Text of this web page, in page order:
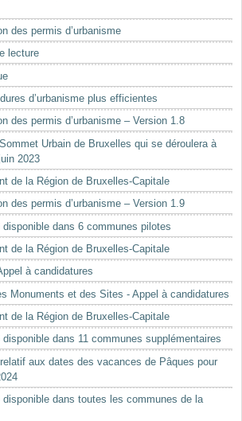
des permis d’urbanisme
lecture
d’urbanisme plus efficientes
des permis d’urbanisme – Version 1.8
Urbain de Bruxelles qui se déroulera à
2023
de la Région de Bruxelles-Capitale
des permis d’urbanisme – Version 1.9
dans 6 communes pilotes
de la Région de Bruxelles-Capitale
à candidatures
Monuments et des Sites - Appel à candidatures
de la Région de Bruxelles-Capitale
dans 11 communes supplémentaires
aux dates des vacances de Pâques pour
dans toutes les communes de la